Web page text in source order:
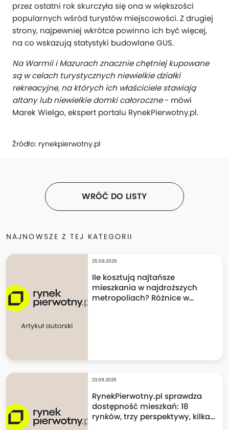
przez ostatni rok skurczyła się ona w większości
popularnych wśród turystów miejscowości. Z drugiej
strony, najpewniej wkrótce powinno ich być więcej,
na co wskazują statystyki budowlane GUS.
Na Warmii i Mazurach znacznie chętniej kupowane
są w celach turystycznych niewielkie działki
rekreacyjne, na których ich właściciele stawiają
altany lub niewielkie domki całoroczne- mówi
Marek Wielgo, ekspert portalu RynekPierwotny.pl.
Źródło: rynekpierwotny.pl
WRÓĆ DO LISTY
NAJNOWSZE Z TEJ KATEGORII
25.09.2025
Ile kosztują najtańsze
mieszkania w najdroższych
metropoliach? Różnice w
23.09.2025
RynekPierwotny.pl sprawdza
dostępność mieszkań: 18
rynków, trzy perspektywy, kilka